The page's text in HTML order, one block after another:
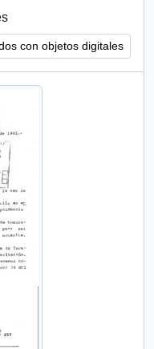
con objetos digitales